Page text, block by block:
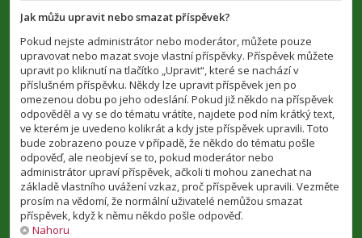
Jak můžu upravit nebo smazat příspěvek?
Pokud nejste administrátor nebo moderátor, můžete pouze
upravovat nebo mazat svoje vlastní příspěvky. Příspěvek můžete
upravit po kliknutí na tlačítko „Upravit“, které se nachází v
příslušném příspěvku. Někdy lze upravit příspěvek jen po
omezenou dobu po jeho odeslání. Pokud již někdo na příspěvek
odpověděl a vy se do tématu vrátíte, najdete pod ním krátký text,
ve kterém je uvedeno kolikrát a kdy jste příspěvek upravili. Toto
bude zobrazeno pouze v případě, že někdo do tématu pošle
odpověď, ale neobjeví se to, pokud moderátor nebo
administrátor upraví příspěvek, ačkoli ti mohou zanechat na
základě vlastního uvážení vzkaz, proč příspěvek upravili. Vezměte
prosím na vědomí, že normální uživatelé nemůžou smazat
příspěvek, když k němu někdo pošle odpověď.
Nahoru